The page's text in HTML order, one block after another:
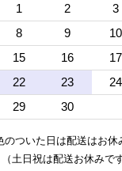
1
2 3
8 9 10
15 16 17
22 23 24
29 30
のついた日は配送はお休
（土日祝は配送お休みです